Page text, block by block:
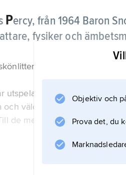
Percy, från 1964 Baron
fysiker och
verk är romansviten
utspelas i universitetsmiljö
och väldokumenterade men
de mest kända hör
Objektiv och
Prova det, du